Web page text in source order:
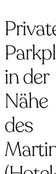
in der
Nähe
des